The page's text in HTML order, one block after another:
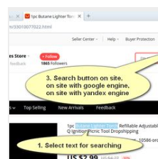
uzyskać
dostęp
danych
wszystkich
witrynach.
To
może
uzyskać